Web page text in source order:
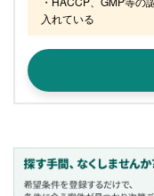
入れている